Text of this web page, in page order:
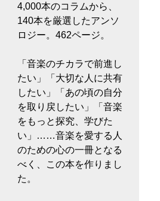
4,000本のコラムから、
140本を厳選したアンソ
ロジー。462ページ。
「音楽のチカラで前進し
たい」「大切な人に共有
したい」「あの頃の自分
を取り戻したい」「音楽
をもっと探究、学びた
い」……音楽を愛する人
のための心の一冊となる
べく、この本を作りまし
た。